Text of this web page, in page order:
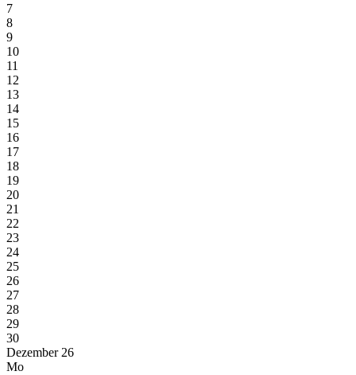
7
8
9
10
11
12
13
14
15
16
17
18
19
20
21
22
23
24
25
26
27
28
29
30
Dezember 26
Mo